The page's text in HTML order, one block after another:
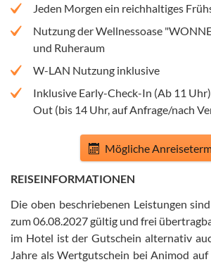
Jeden Morgen ein reichhaltiges
Nutzung der Wellnessoase
und Ruheraum
W-LAN Nutzung inklusive
Inklusive Early-Check-In (Ab 11
Out (bis 14 Uhr, auf Anfrage/nach
Mögliche
REISEINFORMATIONEN
Die oben beschriebenen Leistungen
zum 06.08.2027 gültig und frei
im Hotel ist der Gutschein alternativ
Jahre als Wertgutschein bei Animod